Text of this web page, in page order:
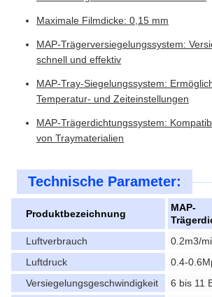
Maximale Filmdicke: 0,15 mm
MAP-Trägerversiegelungssystem:
schnell und effektiv
MAP-Tray-Siegelungssystem:
Temperatur- und Zeiteinstellungen
MAP-Trägerdichtungssystem:
von Traymaterialien
Technische Parameter:
Produktbezeichnung
MAP-
Luftverbrauch
0.2m3/
Luftdruck
0.4-
Versiegelungsgeschwindigkeit
6 bis 11